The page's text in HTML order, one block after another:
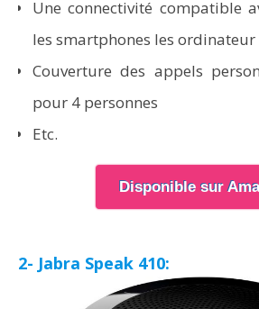
Une connectivité compatible
les smartphones les
Couverture des appels
pour 4 personnes
Etc.
Disponible sur
2- Jabra Speak 410: